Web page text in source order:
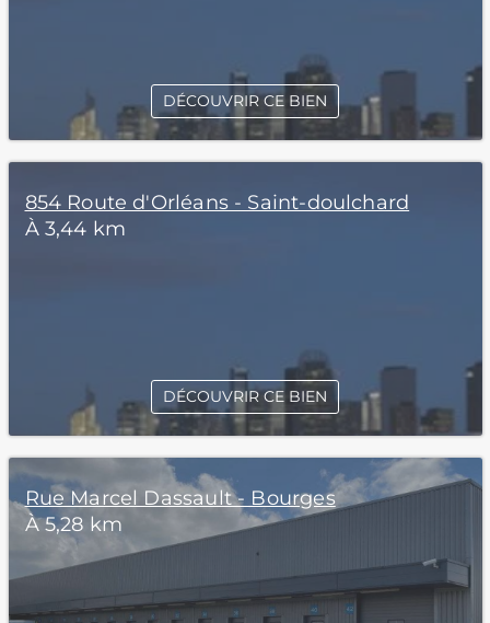
DÉCOUVRIR CE BIEN
854 Route d'Orléans - Saint-doulchard
À 3,44 km
DÉCOUVRIR CE BIEN
Rue Marcel Dassault - Bourges
À 5,28 km